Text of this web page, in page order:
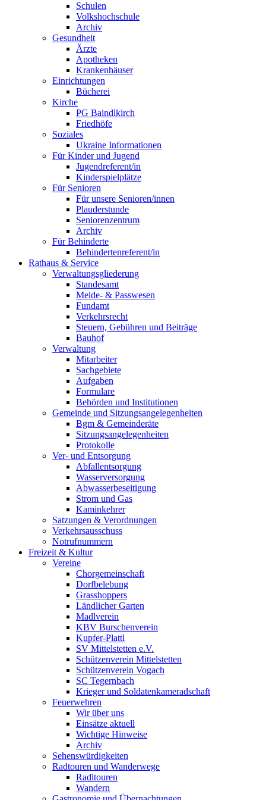
Schulen
Volkshochschule
Archiv
Gesundheit
Ärzte
Apotheken
Krankenhäuser
Einrichtungen
Bücherei
Kirche
PG Baindlkirch
Friedhöfe
Soziales
Ukraine Informationen
Für Kinder und Jugend
Jugendreferent/in
Kinderspielplätze
Für Senioren
Für unsere Senioren/innen
Plauderstunde
Seniorenzentrum
Archiv
Für Behinderte
Behindertenreferent/in
Rathaus & Service
Verwaltungsgliederung
Standesamt
Melde- & Passwesen
Fundamt
Verkehrsrecht
Steuern, Gebühren und Beiträge
Bauhof
Verwaltung
Mitarbeiter
Sachgebiete
Aufgaben
Formulare
Behörden und Institutionen
Gemeinde und Sitzungsangelegenheiten
Bgm & Gemeinderäte
Sitzungsangelegenheiten
Protokolle
Ver- und Entsorgung
Abfallentsorgung
Wasserversorgung
Abwasserbeseitigung
Strom und Gas
Kaminkehrer
Satzungen & Verordnungen
Verkehrsausschuss
Notrufnummern
Freizeit & Kultur
Vereine
Chorgemeinschaft
Dorfbelebung
Grasshoppers
Ländlicher Garten
Madlverein
KBV Burschenverein
Kupfer-Plattl
SV Mittelstetten e.V.
Schützenverein Mittelstetten
Schützenverein Vogach
SC Tegernbach
Krieger und Soldatenkameradschaft
Feuerwehren
Wir über uns
Einsätze aktuell
Wichtige Hinweise
Archiv
Sehenswürdigkeiten
Radtouren und Wanderwege
Radltouren
Wandern